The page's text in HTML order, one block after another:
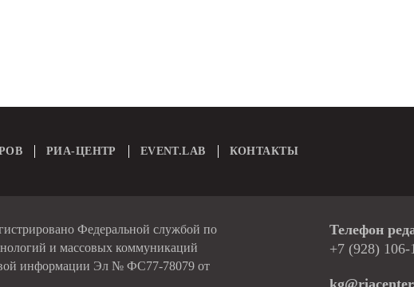
РИА-ЦЕНТР EVENT.LAB КОНТАКТЫ
Федеральной службой по
и массовых коммуникаций
информации Эл № ФС77-78079 от
Телефон
+7 (928) 106-